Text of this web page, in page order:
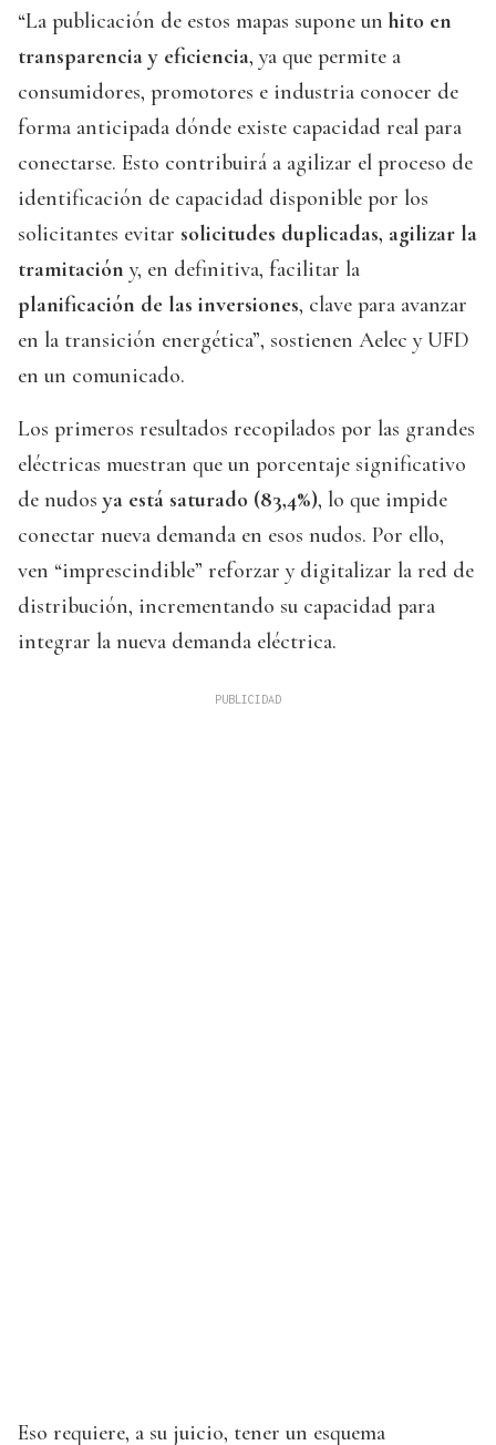
“La publicación de estos mapas supone un hito en
transparencia y eficiencia, ya que permite a
consumidores, promotores e industria conocer de
forma anticipada dónde existe capacidad real para
conectarse. Esto contribuirá a agilizar el proceso de
identificación de capacidad disponible por los
solicitantes evitar solicitudes duplicadas, agilizar la
tramitación y, en definitiva, facilitar la
planificación de las inversiones, clave para avanzar
en la transición energética”, sostienen Aelec y UFD
en un comunicado.
Los primeros resultados recopilados por las grandes
eléctricas muestran que un porcentaje significativo
de nudos ya está saturado (83,4%), lo que impide
conectar nueva demanda en esos nudos. Por ello,
ven “imprescindible” reforzar y digitalizar la red de
distribución, incrementando su capacidad para
integrar la nueva demanda eléctrica.
Eso requiere, a su juicio, tener un esquema